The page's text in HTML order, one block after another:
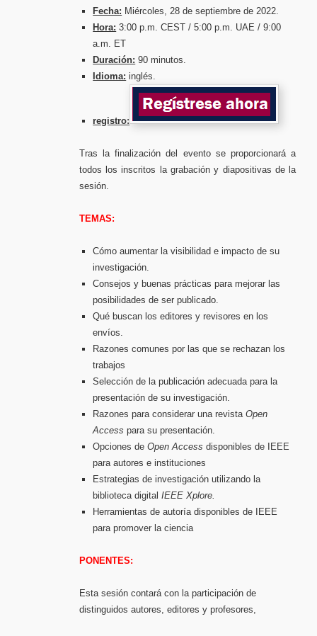
Fecha: Miércoles, 28 de septiembre de 2022.
Hora: 3:00 p.m. CEST / 5:00 p.m. UAE / 9:00
a.m. ET
Duración: 90 minutos.
Idioma: inglés.
registro:
Tras la finalización del evento se proporcionará a
todos los inscritos la grabación y diapositivas de la
sesión.
TEMAS:
Cómo aumentar la visibilidad e impacto de su
investigación.
Consejos y buenas prácticas para mejorar las
posibilidades de ser publicado.
Qué buscan los editores y revisores en los
envíos.
Razones comunes por las que se rechazan los
trabajos
Selección de la publicación adecuada para la
presentación de su investigación.
Razones para considerar una revistaOpen
Access para su presentación.
Opciones deOpen Access disponibles de IEEE
para autores e instituciones
Estrategias de investigación utilizando la
biblioteca digitalIEEE Xplore.
Herramientas de autoría disponibles de IEEE
para promover la ciencia
PONENTES:
Esta sesión contará con la participación de
distinguidos autores, editores y profesores,